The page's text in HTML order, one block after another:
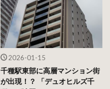
2026-01-15
千種駅東部に高層マンション街
が出現！？ 「デュオヒルズ千